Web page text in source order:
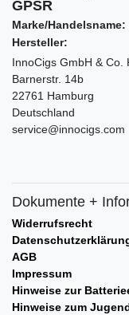
GPSR
Marke/
Hersteller:
InnoCigs GmbH & Co.
Barnerstr. 14b
22761 Hamburg
Deutschland
service@innocigs.com
Dokumente +
Widerrufsrecht
AGB
Impressum
Hinweise zur
Hinweise zum